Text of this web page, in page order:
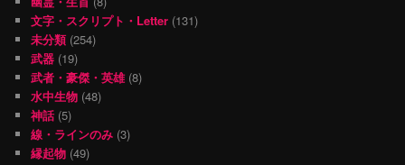
文字・スクリプト・Letter (131)
未分類(254)
武器 (19)
武者・豪傑・英雄(8)
水中生物 (48)
神話 (5)
線・ラインのみ (3)
縁起物 (49)